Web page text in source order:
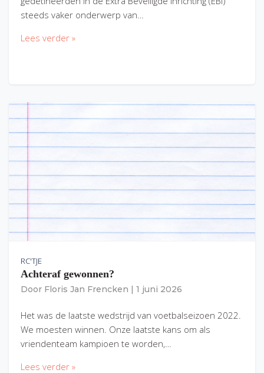
steeds vaker onderwerp van…
Lees verder »
RC'TJE
Achteraf gewonnen?
Door Floris Jan Frencken 1 juni 2026
Het was de laatste wedstrijd van voetbalseizoen 2022.
We moesten winnen. Onze laatste kans om als
vriendenteam kampioen te worden,…
Lees verder »